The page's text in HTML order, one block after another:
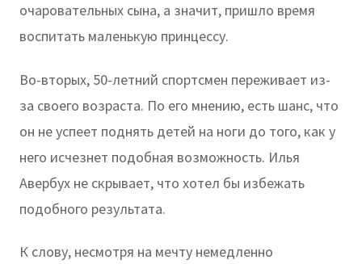
очаровательных сына, а значит, пришло время
воспитать маленькую принцессу.
Во-вторых, 50-летний спортсмен переживает из-
за своего возраста. По его мнению, есть шанс, что
он не успеет поднять детей на ноги до того, как у
него исчезнет подобная возможность. Илья
Авербух не скрывает, что хотел бы избежать
подобного результата.
К слову, несмотря на мечту немедленно